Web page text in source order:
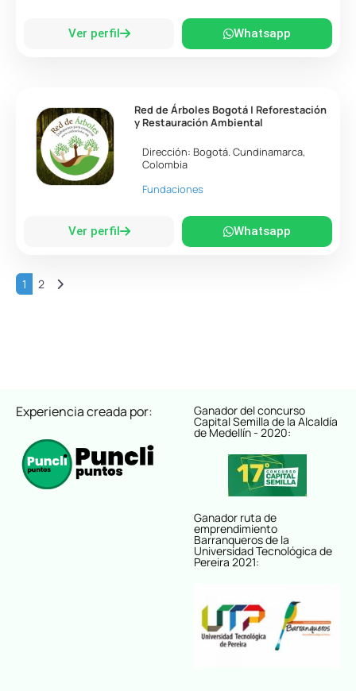
Ver perfil Whatsapp
Red de Árboles Bogotá | Reforestación
y Restauración Ambiental
Dirección: Bogotá.Cundinamarca,
Colombia
Fundaciones
Ver perfil Whatsapp
1 2 Entradas anteriores
Experiencia creada por: Ganador del concurso
Capital Semilla de la Alcaldía
de Medellín - 2020:
Ganador ruta de
emprendimiento
Barranqueros de la
Universidad Tecnológica de
Pereira 2021: